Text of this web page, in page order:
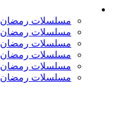
مسلسلات رمضان 2026
مسلسلات رمضان 2025
مسلسلات رمضان 2024
مسلسلات رمضان 2023
مسلسلات رمضان 2022
مسلسلات رمضان 2021